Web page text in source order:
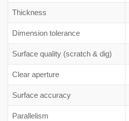
Thickness
Dimension tolerance
Surface quality (scratch & dig)
Clear aperture
Surface accuracy
Parallelism